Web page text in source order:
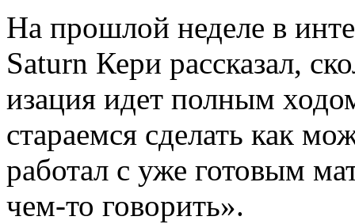
На прошлой неделе в
Saturn Кери рассказал,
изация идет полным
стараемся сделать как
работал с уже готовым
чем-то говорить».